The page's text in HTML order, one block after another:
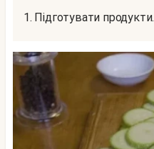
1. Підготувати продукти.